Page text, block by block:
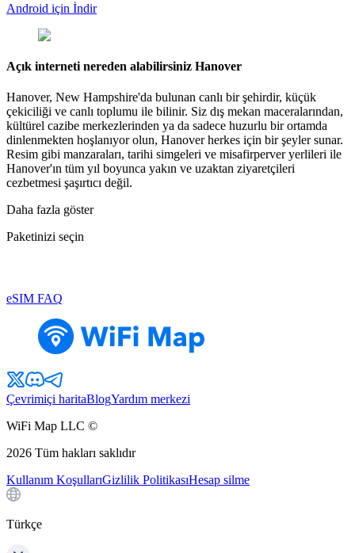
Android için İndir
Açık interneti nereden alabilirsiniz Hanover
Hanover, New Hampshire'da bulunan canlı bir şehirdir, küçük
çekiciliği ve canlı toplumu ile bilinir. Siz dış mekan maceralarından,
kültürel cazibe merkezlerinden ya da sadece huzurlu bir ortamda
dinlenmekten hoşlanıyor olun, Hanover herkes için bir şeyler sunar.
Resim gibi manzaraları, tarihi simgeleri ve misafirperver yerlileri ile
Hanover'ın tüm yıl boyunca yakın ve uzaktan ziyaretçileri
cezbetmesi şaşırtıcı değil.
Daha fazla göster
Paketinizi seçin
eSIM FAQ
Çevrimiçi haritaBlogYardım merkezi
WiFi Map LLC ©
2026 Tüm hakları saklıdır
Kullanım KoşullarıGizlilik PolitikasıHesap silme
Türkçe